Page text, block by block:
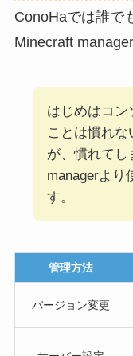
ConoHaでは誰で
Minecraft
はじめはコン
ことは慣れ
が、慣れてし
managerより
す。
管理方法
バージョン変更